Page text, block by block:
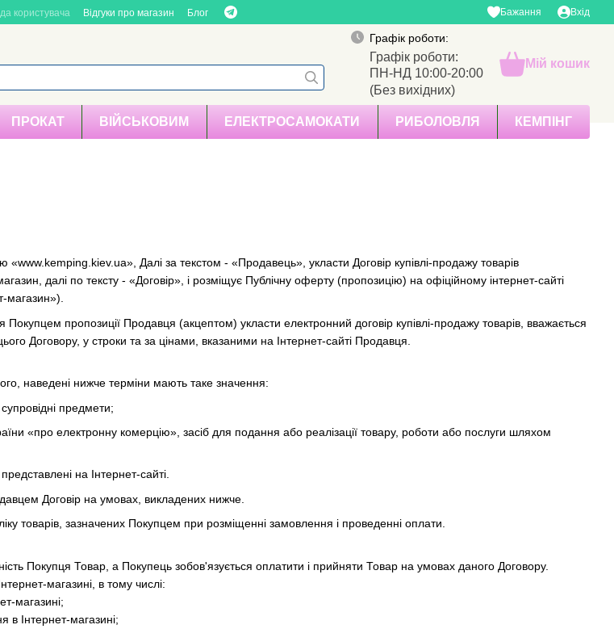
користувача Відгуки про магазин Блог Бажання Вхід
Графік роботи:
Графік роботи:
ПН-НД 10:00-20:00
(Без вихідних)
Мій кошик
ПРОКАТ ВІЙСЬКОВИМ ЕЛЕКТРОСАМОКАТИ РИБОЛОВЛЯ КЕМПІНГ
Далі за текстом - «Продавець», укласти Договір купівлі-продажу товарів
далі по тексту - «Договір», і розміщує Публічну оферту (пропозицію) на офіційному інтернет-сайті
магазин»).
пропозиції Продавця (акцептом) укласти електронний договір купівлі-продажу товарів, вважається
Договору, у строки та за цінами, вказаними на Інтернет-сайті Продавця.
наведені нижче терміни мають таке значення:
предмети;
«про електронну комерцію», засіб для подання або реалізації товару, роботи або послуги шляхом
на Інтернет-сайті.
Договір на умовах, викладених нижче.
товарів, зазначених Покупцем при розміщенні замовлення і проведенні оплати.
Покупця Товар, а Покупець зобов'язується оплатити і прийняти Товар на умовах даного Договору.
магазині, в тому числі:
магазині;
Інтернет-магазині;